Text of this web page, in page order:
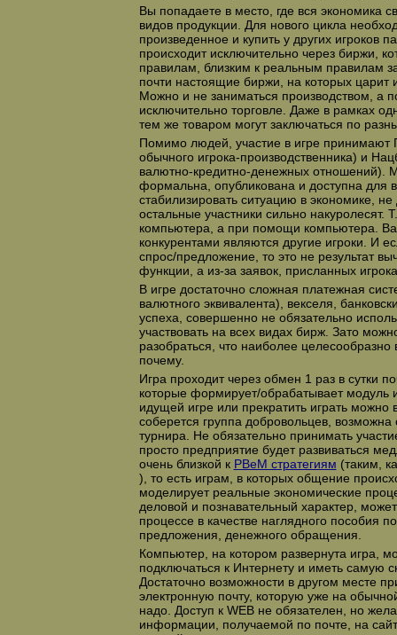
Вы попадаете в место, где вся экономика
видов продукции. Для нового цикла
произведенное и купить у других игроков
происходит исключительно через биржи,
правилам, близким к реальным правилам
почти настоящие биржи, на которых царит
Можно и не заниматься производством, а
исключительно торговле. Даже в рамках
тем же товаром могут заключаться по
Помимо людей, участие в игре принимают
обычного игрока-производственника) и
валютно-кредитно-денежных отношений).
формальна, опубликована и доступна для
стабилизировать ситуацию в экономике, не
остальные участники сильно накуролесят.
компьютера, а при помощи компьютера.
конкурентами являются другие игроки. И
спрос/предложение, то это не результат
функции, а из-за заявок, присланных
В игре достаточно сложная платежная
валютного эквивалента), векселя,
успеха, совершенно не обязательно
участвовать на всех видах бирж. Зато
разобраться, что наиболее целесообразно
почему.
Игра проходит через обмен 1 раз в сутки
которые формирует/обрабатывает модуль
идущей игре или прекратить играть
соберется группа добровольцев, возможна
турнира. Не обязательно принимать
просто предприятие будет развиваться
очень близкой к PBeM стратегиям (таким,
), то есть играм, в которых общение
моделирует реальные экономические
деловой и познавательный характер,
процессе в качестве наглядного пособия
предложения, денежного обращения.
Компьютер, на котором развернута игра,
подключаться к Интернету и иметь самую
Достаточно возможности в другом месте
электронную почту, которую уже на
надо. Доступ к WEB не обязателен, но
информации, получаемой по почте, на